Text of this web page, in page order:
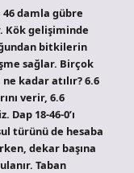
46 damla gübre
Kök gelişiminde
bitkilerin
sağlar. Birçok
kadar atılır? 6.6
verir, 6.6
18-46-0’ı
türünü de hesaba
dekar başına
Taban